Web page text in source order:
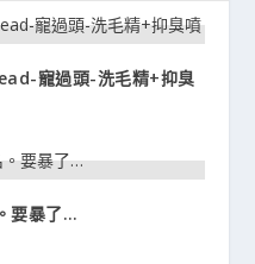
寵過頭-洗毛精+抑臭
要暴了…